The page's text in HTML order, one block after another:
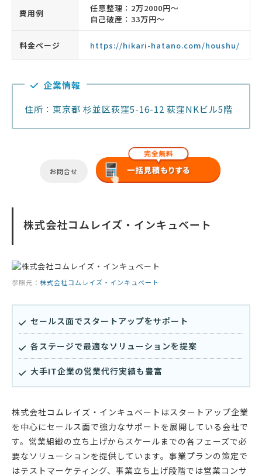
費用例
任意整理：2万2000円〜
自己破産：33万円〜
料金ページ https://hikari-hatano.com/houshu/
企業情報
住所：東京都 杉並区荻窪5-16-12 荻窪NKビル5階
お問合せ
株式会社コムレイズ・インキュベート
参照元： 株式会社コムレイズ・インキュベート
セールス面でスタートアップをサポート
各ステージで最適なソリューションを提案
大手IT企業の営業代行実績も豊富
株式会社コムレイズ・インキュベートはスタートアップ企業
を中心にセールス面で強力なサポートを展開している会社で
す。営業組織の立ち上げからスケールまでの各フェーズで必
要なソリューションを提供しています。事業プランの策定で
はテストマーケティング、事業立ち上げ段階では営業コンサ